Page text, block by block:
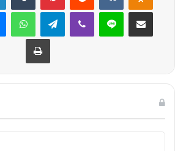
MessengerWhatsAppTelegramViber Line E-Posta ile
Yazdır